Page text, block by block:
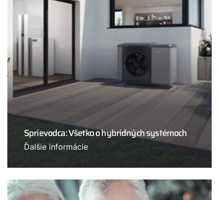
Sprievodca: Všetko o hybridných systémoch
Ďalšie informácie